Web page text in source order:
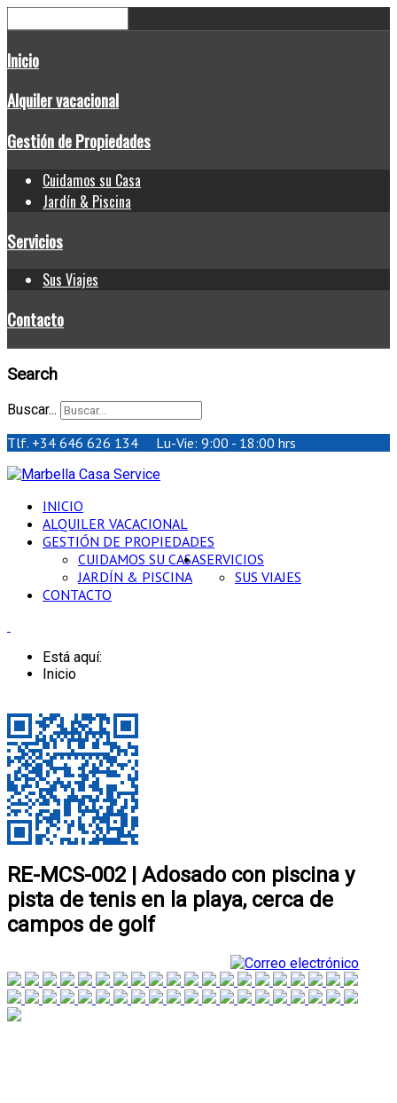
Inicio
Alquiler vacacional
Gestión de Propiedades
Cuidamos su Casa
Jardín & Piscina
Servicios
Sus Viajes
Contacto
Search
Buscar...
Tlf. +34 646 626 134 Lu-Vie: 9:00 - 18:00 hrs
INICIO
ALQUILER VACACIONAL
GESTIÓN DE PROPIEDADES
CUIDAMOS SU CASA
JARDÍN & PISCINA
SERVICIOS
SUS VIAJES
CONTACTO
Está aquí:
Inicio
RE-MCS-002 | Adosado con piscina y
pista de tenis en la playa, cerca de
campos de golf